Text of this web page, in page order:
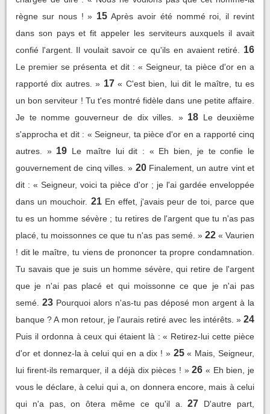
règne sur nous ! » 15 Après avoir été nommé roi, il revint
dans son pays et fit appeler les serviteurs auxquels il avait
confié l'argent. Il voulait savoir ce qu'ils en avaient retiré.
16
Le premier se présenta et dit : « Seigneur, ta pièce d'or en a
rapporté dix autres. » 17 « C'est bien, lui dit le maître, tu es
un bon serviteur ! Tu t'es montré fidèle dans une petite affaire.
Je te nomme gouverneur de dix villes. » 18 Le deuxième
s'approcha et dit : « Seigneur, ta pièce d'or en a rapporté cinq
autres. » 19 Le maître lui dit : « Eh bien, je te confie le
gouvernement de cinq villes. » 20 Finalement, un autre vint et
dit : « Seigneur, voici ta pièce d'or ; je l'ai gardée enveloppée
dans un mouchoir. 21 En effet, j'avais peur de toi, parce que
tu es un homme sévère ; tu retires de l'argent que tu n'as pas
placé, tu moissonnes ce que tu n'as pas semé. » 22 « Vaurien
! dit le maître, tu viens de prononcer ta propre condamnation.
Tu savais que je suis un homme sévère, qui retire de l'argent
que je n'ai pas placé et qui moissonne ce que je n'ai pas
semé. 23 Pourquoi alors n'as-tu pas déposé mon argent à la
banque ? A mon retour, je l'aurais retiré avec les intérêts. » 24
Puis il ordonna à ceux qui étaient là : « Retirez-lui cette pièce
d'or et donnez-la à celui qui en a dix ! » 25 « Mais, Seigneur,
lui firent-ils remarquer, il a déjà dix pièces ! » 26 « Eh bien, je
vous le déclare, à celui qui a, on donnera encore, mais à celui
qui n'a pas, on ôtera même ce qu'il a.
27
D'autre part,